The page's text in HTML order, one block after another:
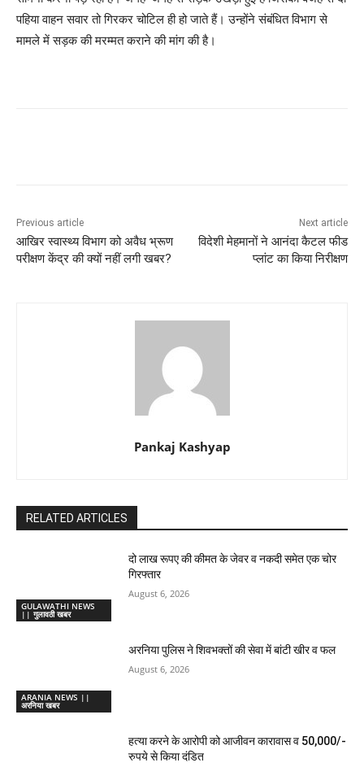
पहिया वाहन सवार तो गिरकर चोटिल ही हो जाते हैं। उन्होंने संबंधित विभाग से
मामले में सड़क की मरम्मत कराने की मांग की है।
Previous article
आखिर स्वास्थ्य विभाग को अवैध भ्रूण
परीक्षण केंद्र की क्यों नहीं लगी खबर?
Next article
विदेशी मेहमानों ने आनंदा कैटल फीड
प्लांट का किया निरीक्षण
Pankaj Kashyap
RELATED ARTICLES
GULAWATHI NEWS
|| गुलावठी खबर
दो लाख रूपए की कीमत के जेवर व नकदी समेत एक चोर
गिरफ्तार
August 6, 2026
ARANIA NEWS ||
अरनिया खबर
अरनिया पुलिस ने शिवभक्तों की सेवा में बांटी खीर व फल
August 6, 2026
हत्या करने के आरोपी को आजीवन कारावास व 50,000/-
रुपये से किया दंडित